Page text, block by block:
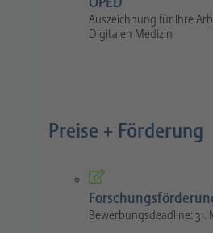
Auszeichnung für Ihre
Digitalen Medizin
Preise + Förderung
Bewerbungsdeadline: 31.